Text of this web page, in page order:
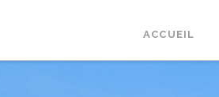
ACCUEIL